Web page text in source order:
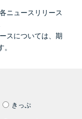
ニュースリリース
スについては、期
きっぷ